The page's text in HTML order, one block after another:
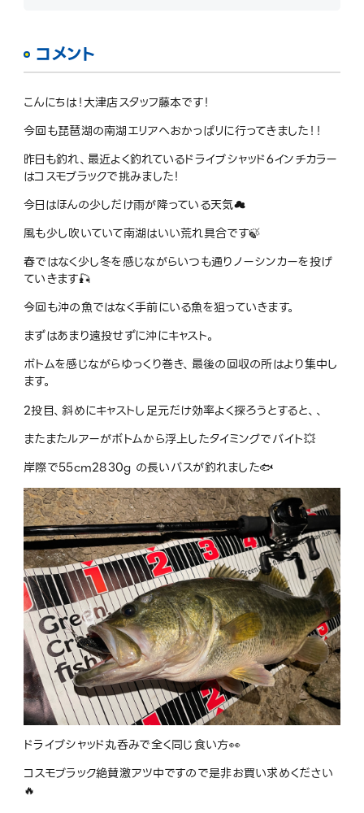
コメント
こんにちは！大津店スタッフ藤本です！
今回も琵琶湖の南湖エリアへおかっぱリに行ってきました！！
昨日も釣れ、最近よく釣れているドライブシャッド6インチカラー
はコスモブラックで挑みました！
今日はほんの少しだけ雨が降っている天気☁️
風も少し吹いていて南湖はいい荒れ具合です🍃
春ではなく少し冬を感じながらいつも通りノーシンカーを投げ
ていきます🎣
今回も沖の魚ではなく手前にいる魚を狙っていきます。
まずはあまり遠投せずに沖にキャスト。
ボトムを感じながらゆっくり巻き、最後の回収の所はより集中し
ます。
2投目、斜めにキャストし足元だけ効率よく探ろうとすると、、
またまたルアーがボトムから浮上したタイミングでバイト💥
岸際で55cm2830g の長いバスが釣れました🐟
ドライブシャッド丸呑みで全く同じ食い方👀
コスモブラック絶賛激アツ中ですので是非お買い求めください
🔥